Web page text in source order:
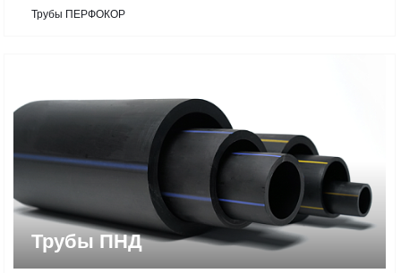
Трубы ПЕРФОКОР
Трубы ПНД